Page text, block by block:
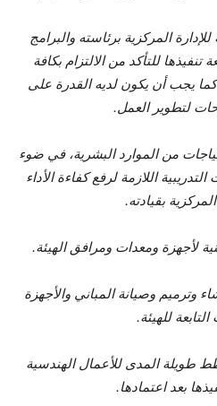
المركزية برئاسته والبرامج
تنفيذها للتأكد من الالتزام بكافة
كما يجب أن يكون لديه القدرة على
لتطوير العمل.
من الموارد البشرية، في ضوء
اللازمة لرفع كفاءة الأداء
بقيادته.
لأجهزة ومعدات ومرافق الهيئة.
وترميم وصيانة المباني والأجهزة
للهيئة.
طويلة المدى للأعمال الهندسية
بعد اعتمادها.